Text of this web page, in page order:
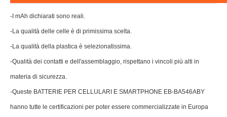
-I mAh dichiarati sono reali.
-La qualità delle celle è di primissima scelta.
-La qualità della plastica è selezionatissima.
-Qualità dei contatti e dell'assemblaggio, rispettano i vincoli più alti in
materia di sicurezza.
-Queste BATTERIE PER CELLULARI E SMARTPHONE EB-BA546ABY
hanno tutte le certificazioni per poter essere commercializzate in Europa